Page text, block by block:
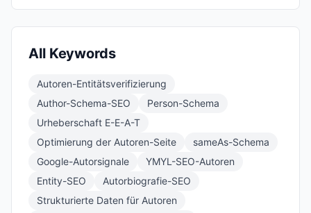
All Keywords
Autoren-Entitätsverifizierung
Author-Schema-SEO
Person-Schema
Urheberschaft E-E-A-T
Optimierung der Autoren-Seite
sameAs-Schema
Google-Autorsignale
YMYL-SEO-Autoren
Entity-SEO
Autorbiografie-SEO
Strukturiert​e Daten für Autoren